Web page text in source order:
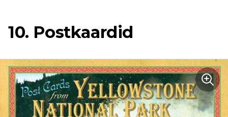
10. Postkaardid